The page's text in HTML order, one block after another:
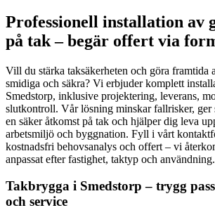
Professionell installation av
på tak – begär offert via
Vill du stärka taksäkerheten och göra framtida
smidiga och säkra? Vi erbjuder komplett
Smedstorp, inklusive projektering, leverans,
slutkontroll. Vår lösning minskar fallrisker, ger
en säker åtkomst på tak och hjälper dig leva
arbetsmiljö och byggnation. Fyll i vårt
kostnadsfri behovsanalys och offert – vi
anpassat efter fastighet, taktyp och användning.
Takbrygga i Smedstorp – trygg
och service